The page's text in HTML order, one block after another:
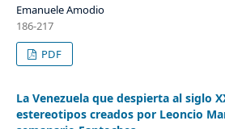
Emanuele Amodio
186-217
PDF
La Venezuela que despierta al siglo
estereotipos creados por Leoncio